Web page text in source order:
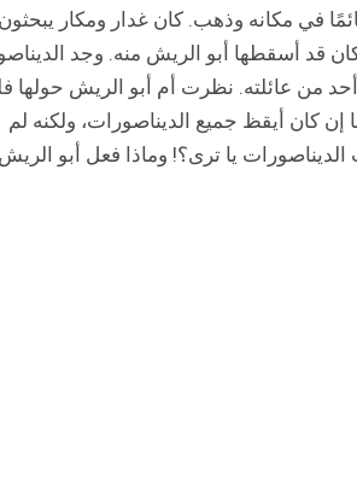
في مكانه وذهب. كان غدار ومكار يبحثون
قد أسقطها أبو الريش منه. وجد
من عائلته. نظرت أم أبو الريش حولها
كان أيقظ جميع الديناصورات، ولكنه لم
يا ترى؟! وماذا فعل أبو الريش